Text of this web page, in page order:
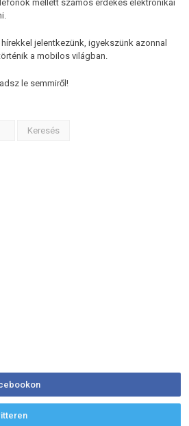
mellett számos érdekes elektronikai
jelentkezünk, igyekszünk azonnal
a mobilos világban.
le semmiről!